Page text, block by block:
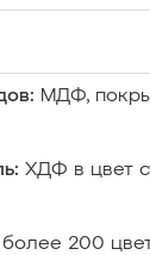
МДФ,
ХДФ в цвет
200